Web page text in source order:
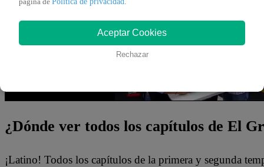
¿Dónde ver todos los capítulos de El
¡Latino! Todos los capítulos de la primera y segunda
pagina de
.
Aceptar Cookies
Rechazar